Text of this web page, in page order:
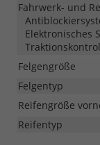
Fahrwerk- und
Elektronisches
Felgengröße
Felgentyp
Reifengröße
Reifentyp